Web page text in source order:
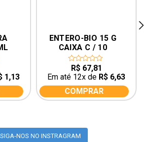
1,13
ENTERO-BIO 15 G
CAIXA C / 10
UNIDADES
out
of
5
R$67,81
Em até 12x de R$ 6,63
COMPRAR
SIGA-NOS NO INSTRAGRAM